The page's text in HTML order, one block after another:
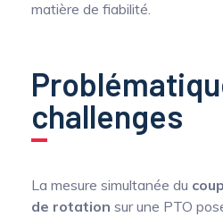
matière de fiabilité.
challenges
La mesure simultanée du
de rotation sur une PTO